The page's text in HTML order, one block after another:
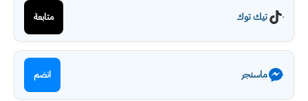
تيك توك متابعة
ماسنجر انضم